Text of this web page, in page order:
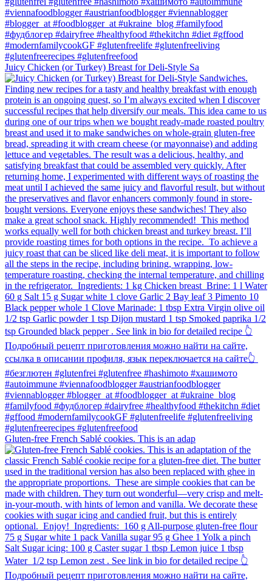
Juicy Chicken (or Turkey) Breast for Deli-Style Sa
Gluten-free French Sablé cookies.⁠ This is an adap